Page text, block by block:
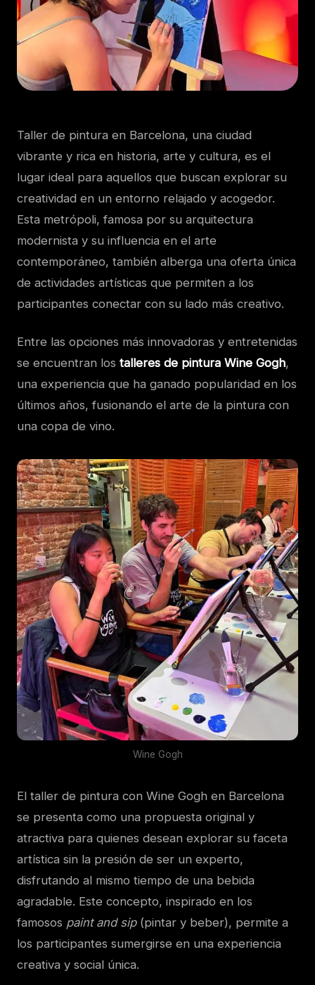
Taller de pintura en Barcelona, una ciudad
vibrante y rica en historia, arte y cultura, es el
lugar ideal para aquellos que buscan explorar su
creatividad en un entorno relajado y acogedor.
Esta metrópoli, famosa por su arquitectura
modernista y su influencia en el arte
contemporáneo, también alberga una oferta única
de actividades artísticas que permiten a los
participantes conectar con su lado más creativo.
Entre las opciones más innovadoras y entretenidas
se encuentran los talleres de pintura Wine Gogh,
una experiencia que ha ganado popularidad en los
últimos años, fusionando el arte de la pintura con
una copa de vino.
Wine Gogh
El taller de pintura con Wine Gogh en Barcelona
se presenta como una propuesta original y
atractiva para quienes desean explorar su faceta
artística sin la presión de ser un experto,
disfrutando al mismo tiempo de una bebida
agradable. Este concepto, inspirado en los
famosos paint and sip(pintar y beber), permite a
los participantes sumergirse en una experiencia
creativa y social única.